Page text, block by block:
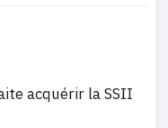
acquérir la SSII